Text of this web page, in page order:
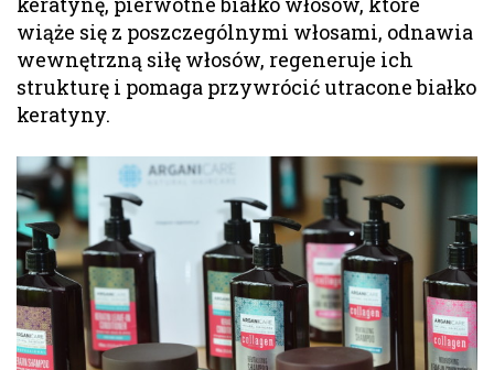
wiąże się z poszczególnymi włosami, odnawia
wewnętrzną siłę włosów, regeneruje ich
strukturę i pomaga przywrócić utracone białko
keratyny.